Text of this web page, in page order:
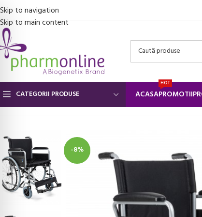
Skip to navigation
Skip to main content
CATEGORII PRODUSE ACASAPROMOTII
HOT
-8%